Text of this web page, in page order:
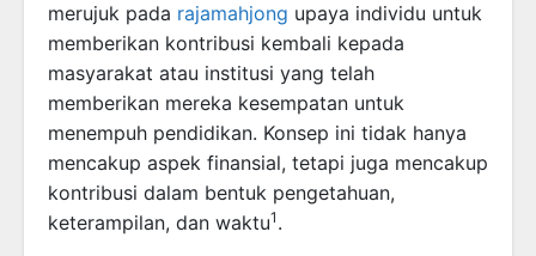
merujuk pada rajamahjong upaya individu untuk
memberikan kontribusi kembali kepada
masyarakat atau institusi yang telah
memberikan mereka kesempatan untuk
menempuh pendidikan. Konsep ini tidak hanya
mencakup aspek finansial, tetapi juga mencakup
kontribusi dalam bentuk pengetahuan,
keterampilan, dan waktu1 .